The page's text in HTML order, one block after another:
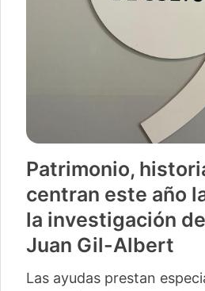
Patrimonio,
centran este año
la investigación
Juan Gil-Albert
Las ayudas prestan